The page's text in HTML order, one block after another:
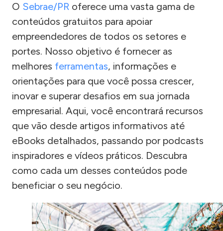
O Sebrae/PR oferece uma vasta gama de
conteúdos gratuitos para apoiar
empreendedores de todos os setores e
portes. Nosso objetivo é fornecer as
melhores ferramentas, informações e
orientações para que você possa crescer,
inovar e superar desafios em sua jornada
empresarial. Aqui, você encontrará recursos
que vão desde artigos informativos até
eBooks detalhados, passando por podcasts
inspiradores e vídeos práticos. Descubra
como cada um desses conteúdos pode
beneficiar o seu negócio.